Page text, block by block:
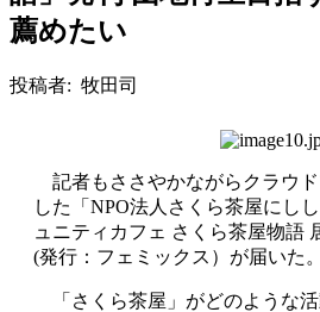
薦めたい
投稿者: 牧田司
記者もささやかながらクラウ
した「NPO法人さくら茶屋にし
ュニティカフェ さくら茶屋物語
(発行：フェミックス）が届いた。
「さくら茶屋」がどのような